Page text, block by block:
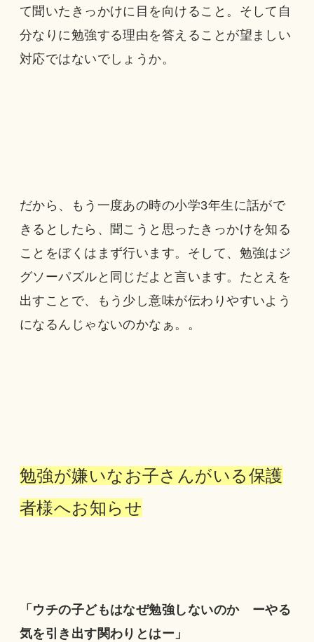
て聞いたきっかけに目を向けること。そして自
分なりに勉強する理由を答えることが望ましい
対応ではないでしょうか。
だから、もう一度あの時の小学3年生に話がで
きるとしたら、聞こうと思ったきっかけを知る
ことをぼくはまず行います。そして、勉強はジ
グソーパズルと同じだよと言います。たとえを
出すことで、もう少し意味が伝わりやすいよう
になるんじゃないのかなぁ。。
勉強が嫌いなお子さんがいる保護
者様へお知らせ
「ウチの子どもはなぜ勉強しないのか ーやる
気を引き出す関わりとはー」